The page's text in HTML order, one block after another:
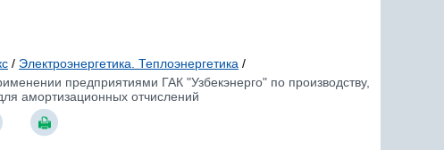
/ Электроэнергетика. Теплоэнергетика /
предприятиями ГАК "Узбекэнерго" по производству,
амортизационных отчислений